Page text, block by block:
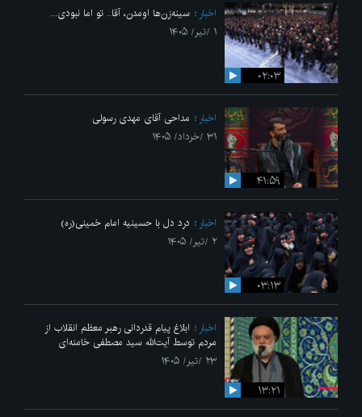
۰۲:۰۳
اخبار
سینه‌زن‌ها اومدن،‌ آقا.. تو اما نبودی...
۱ /تیر/ ۱۴۰۵
۴۱:۵۹
اخبار
مداحی آقای مهدی رسولی
۳۱ /خرداد/ ۱۴۰۵
۰۳:۱۳
اخبار
درد دل با حسینیه امام خمینی(ره)
۲ /تیر/ ۱۴۰۵
۱۳:۲۱
اخبار
ابلاغ پیام قدردانی رهبر معظم انقلاب از
مردم توسط آیت‌الله سید مصطفی خامنه‌ای
۲۳ /تیر/ ۱۴۰۵